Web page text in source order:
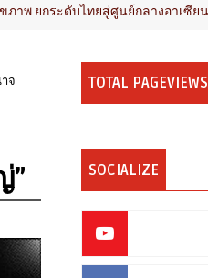
ระดับไทยสู่ศูนย์กลางอาเซียน
จ
”
TOTAL PAGEVIEWS
SOCIALIZE